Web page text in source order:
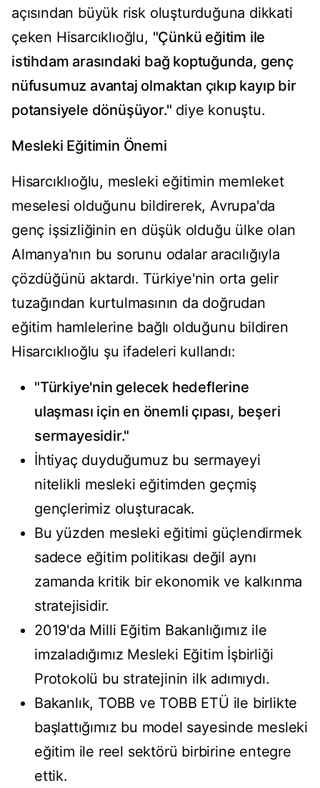
açısından büyük risk oluşturduğuna dikkati
çeken Hisarcıklıoğlu, "Çünkü eğitim ile
istihdam arasındaki bağ koptuğunda, genç
nüfusumuz avantaj olmaktan çıkıp kayıp bir
potansiyele dönüşüyor." diye konuştu.
Mesleki Eğitimin Önemi
Hisarcıklıoğlu, mesleki eğitimin memleket
meselesi olduğunu bildirerek, Avrupa'da
genç işsizliğinin en düşük olduğu ülke olan
Almanya'nın bu sorunu odalar aracılığıyla
çözdüğünü aktardı. Türkiye'nin orta gelir
tuzağından kurtulmasının da doğrudan
eğitim hamlelerine bağlı olduğunu bildiren
Hisarcıklıoğlu şu ifadeleri kullandı:
"Türkiye'nin gelecek hedeflerine
ulaşması için en önemli çıpası, beşeri
sermayesidir."
İhtiyaç duyduğumuz bu sermayeyi
nitelikli mesleki eğitimden geçmiş
gençlerimiz oluşturacak.
Bu yüzden mesleki eğitimi güçlendirmek
sadece eğitim politikası değil aynı
zamanda kritik bir ekonomik ve kalkınma
stratejisidir.
2019'da Milli Eğitim Bakanlığımız ile
imzaladığımız Mesleki Eğitim İşbirliği
Protokolü bu stratejinin ilk adımıydı.
Bakanlık, TOBB ve TOBB ETÜ ile birlikte
başlattığımız bu model sayesinde mesleki
eğitim ile reel sektörü birbirine entegre
ettik.